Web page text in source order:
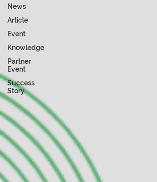
News
Article
Event
Knowledge
Partner
Event
Success
Story